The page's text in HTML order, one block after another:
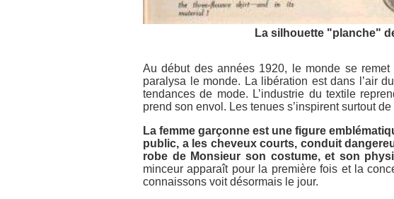
La silhouette "planche"
Au début des années 1920, le monde se
paralysa le monde. La libération est dans l’air
tendances de mode. L’industrie du textile
prend son envol. Les tenues s’inspirent surtout de
La femme garçonne est une figure
public, a les cheveux courts, conduit
robe de Monsieur son costume, et son
minceur apparaît pour la première fois et la
connaissons voit désormais le jour.